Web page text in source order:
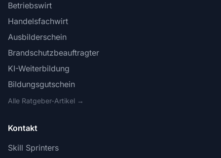
Betriebswirt
Handelsfachwirt
Ausbilderschein
Brandschutzbeauftragter
KI-Weiterbildung
Bildungsgutschein
Alle Ratgeber-Artikel →
Kontakt
Skill Sprinters